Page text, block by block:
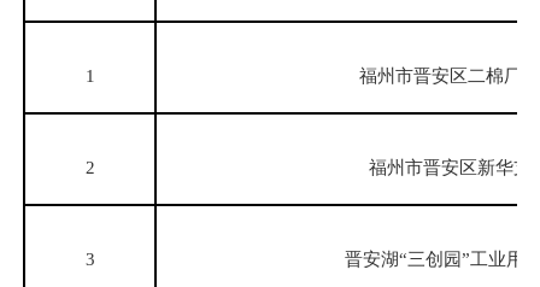
1 福州市晋安区二棉厂
2 福州市晋安区新华支
3 晋安湖“三创园”工业用